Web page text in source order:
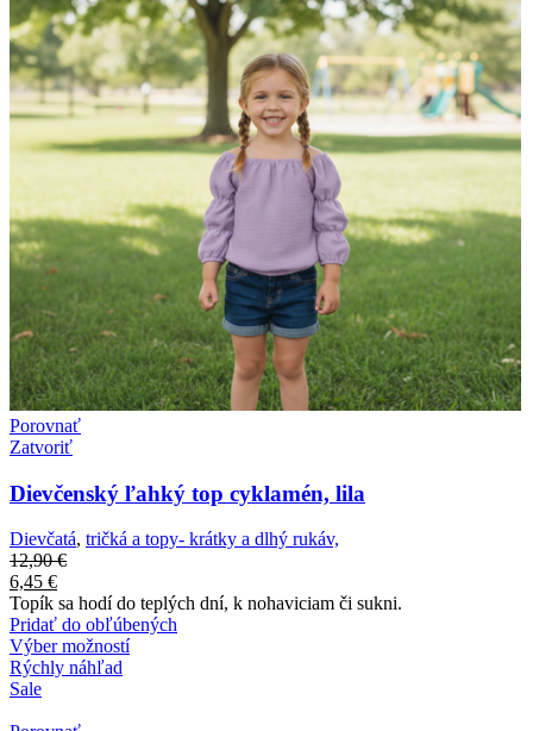
Porovnať
Zatvoriť
Dievčenský ľahký top cyklamén, lila
Dievčatá, tričká a topy- krátky a dlhý rukáv,
12,90€
6,45 €
Topík sa hodí do teplých dní, k nohaviciam či sukni.
Pridať do obľúbených
Výber možností
Rýchly náhľad
Sale